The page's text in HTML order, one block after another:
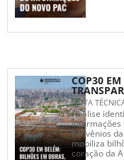
COP30
NOTA
Análise
informações
convênios
mobiliza
coração da